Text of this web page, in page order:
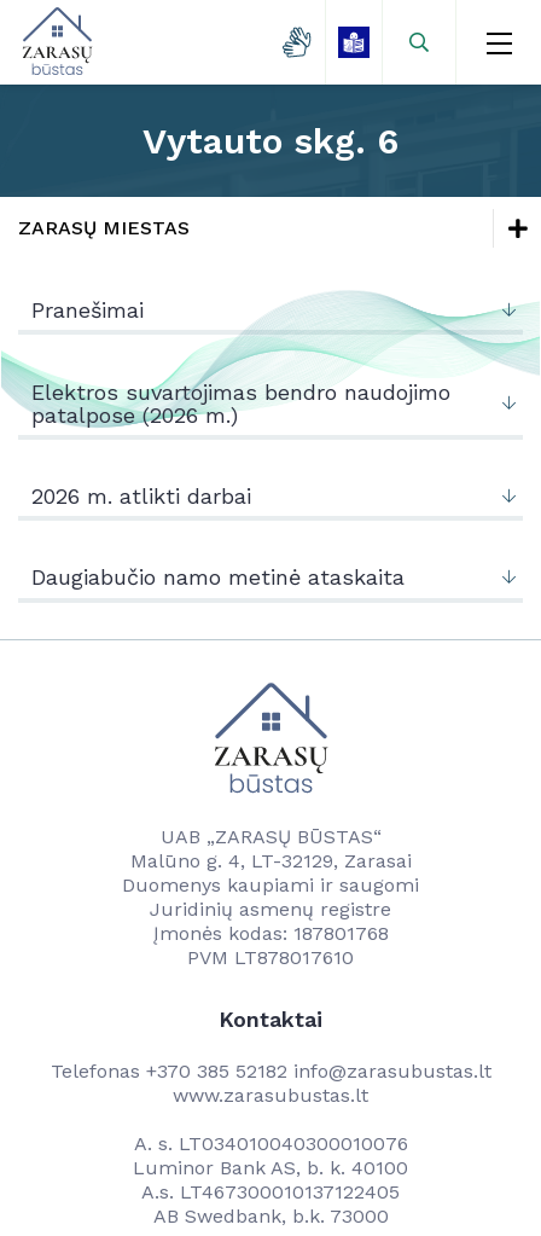
Naujienos
Zarasų miestas
Mokamų paslaugų kainos
Projektai
Kontaktai
Vandentvarkos skyrius
Savitarna
Kainos
Kontaktai
Transporto ir komunalinio ūkio skyrius
Paslaugos
Naudinga informacija
Kontaktai
Darbuotojams
Kontaktai
Vytauto skg. 6
ZARASŲ MIESTAS
Kaimo gyvenvietės
Lėšų kaupimas
Kontaktai
Pranešimai
Elektros suvartojimas bendro naudojimo
patalpose (2026 m.)
2026 m. atlikti darbai
Daugiabučio namo metinė ataskaita
UAB „ZARASŲ BŪSTAS“
Malūno g. 4, LT-32129, Zarasai
Duomenys kaupiami ir saugomi
Juridinių asmenų registre
Įmonės kodas: 187801768
PVM LT878017610
Kontaktai
Telefonas +370 385 52182 info@zarasubustas.lt
www.zarasubustas.lt
A. s. LT034010040300010076
Luminor Bank AS, b. k. 40100
A.s. LT467300010137122405
AB Swedbank, b.k. 73000